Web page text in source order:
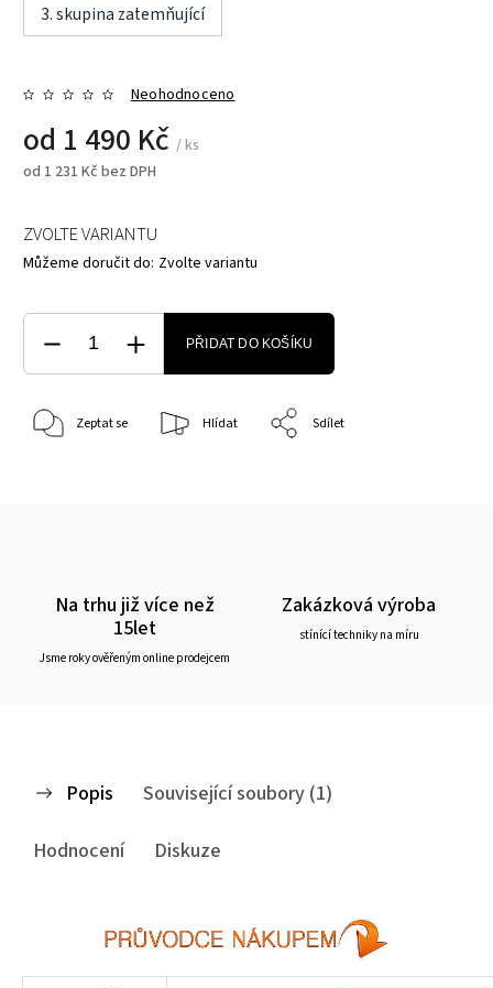
3. skupina zatemňující
Neohodnoceno
od 1 490 Kč / ks
od 1 231 Kč bez DPH
ZVOLTE VARIANTU
Můžeme doručit do: Zvolte variantu
PŘIDAT DO KOŠÍKU
Zeptat se Hlídat Sdílet
Na trhu již více než
15let
Jsme roky ověřeným online prodejcem
Zakázková výroba
stínící techniky na míru
Popis
Související soubory (1)
Hodnocení
Diskuze